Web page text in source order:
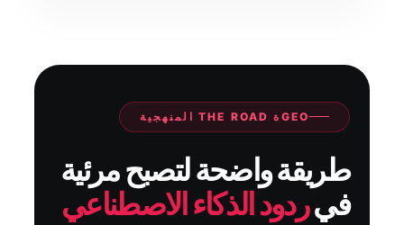
GEOة THE ROAD المنهجية
طريقة واضحة لتصبح مرئية
فيردود الذكاء الاصطناعي